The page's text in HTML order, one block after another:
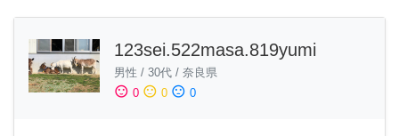
123sei.522masa.819yumi
男性 / 30代 / 奈良県
sentiment_satisfied 0 sentiment_neutral 0 sentiment_dissatisfied 0